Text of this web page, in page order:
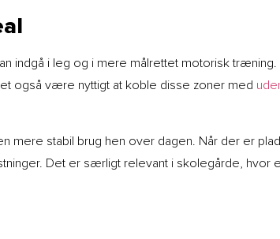
indgå i leg og i mere målrettet motorisk
også være nyttigt at koble disse zoner med
mere stabil brug hen over dagen. Når der er
Det er særligt relevant i skolegårde, hvor